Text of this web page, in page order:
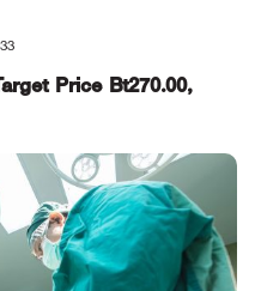
Price Bt270.00,